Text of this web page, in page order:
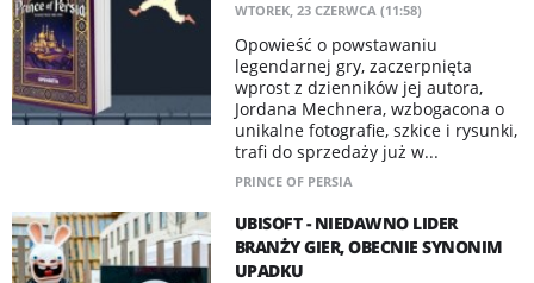
WTOREK, 23 CZERWCA (11:58)
Opowieść o powstawaniu
legendarnej gry, zaczerpnięta
wprost z dzienników jej autora,
Jordana Mechnera, wzbogacona o
unikalne fotografie, szkice i rysunki,
trafi do sprzedaży już w...
PRINCE OF PERSIA
UBISOFT - NIEDAWNO LIDER
BRANŻY GIER, OBECNIE SYNONIM
UPADKU